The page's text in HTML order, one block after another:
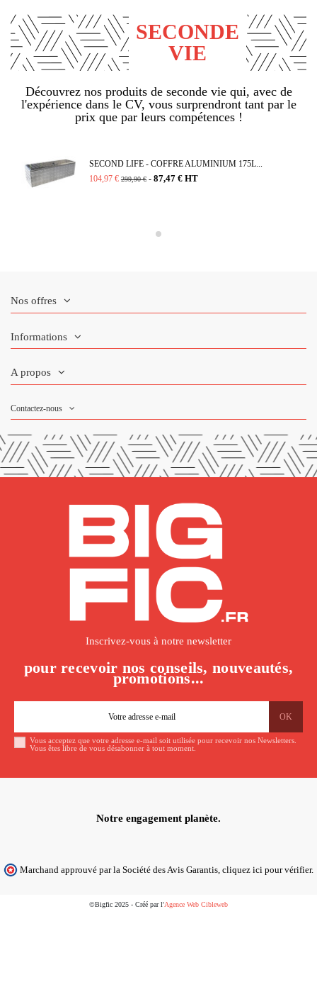
SECONDE
VIE
Découvrez nos produits de seconde vie qui, avec de
l'expérience dans le CV, vous surprendront tant par le
prix que par leurs compétences !
SECOND LIFE - COFFRE ALUMINIUM 175L...
104,97 € 299,90 € - 87,47 € HT
Nos offres
Informations
A propos
Contactez-nous
Inscrivez-vous à notre newsletter
pour recevoir nos conseils, nouveautés,
promotions...
Vous acceptez que votre adresse e-mail soit utilisée pour recevoir nos Newsletters.
Vous êtes libre de vous désabonner à tout moment.
Notre engagement planète.
Marchand approuvé par la Société des Avis Garantis, cliquez ici pour vérifier.
©Bigfic 2025 - Créé par l'Agence Web Cibleweb